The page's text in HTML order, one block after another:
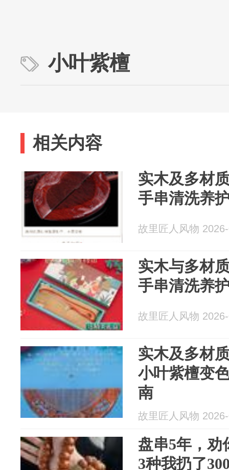
小叶紫檀
相关内容
实木及多材
手串清洗养
故里匠人风物
实木与多材
手串清洗养
故里匠人风物
实木及多材
小叶紫檀变
南
故里匠人风物
盘串5年，劝
3种我扔了